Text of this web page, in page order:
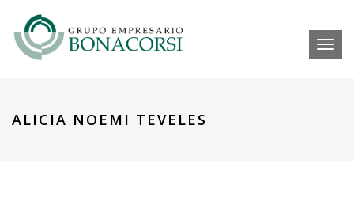
ALICIA NOEMI TEVELES